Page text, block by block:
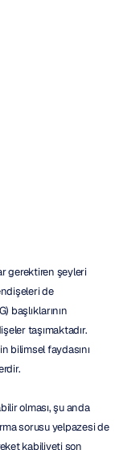
gerektiren şeyleri
de
başlıklarının
taşımaktadır.
bilimsel faydasını
olması, şu anda
sorusu yelpazesi de
kabiliyeti son